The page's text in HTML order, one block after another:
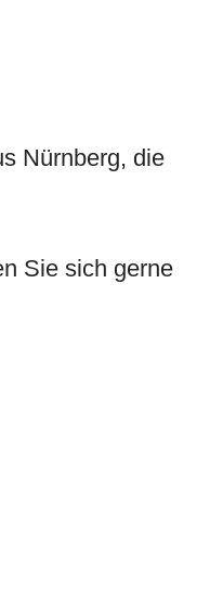
Nürnberg, die
Sie sich gerne